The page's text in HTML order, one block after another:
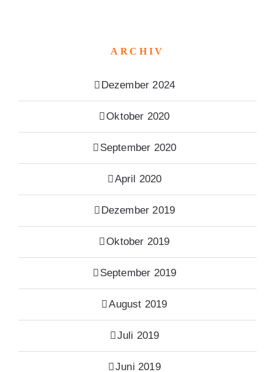
ARCHIV
Dezember 2024
Oktober 2020
September 2020
April 2020
Dezember 2019
Oktober 2019
September 2019
August 2019
Juli 2019
Juni 2019